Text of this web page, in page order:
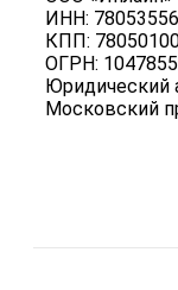
ИНН:
КПП:
ОГРН:
Юридический
Московский